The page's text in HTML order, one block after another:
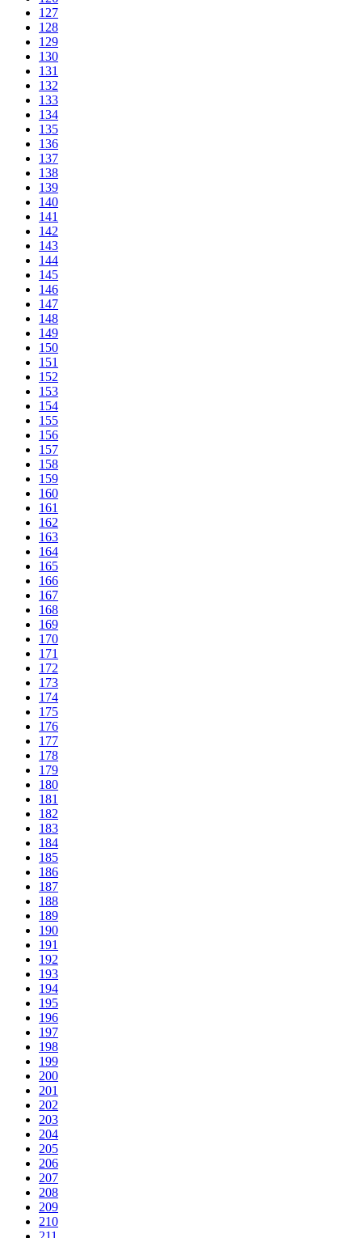
127
128
129
130
131
132
133
134
135
136
137
138
139
140
141
142
143
144
145
146
147
148
149
150
151
152
153
154
155
156
157
158
159
160
161
162
163
164
165
166
167
168
169
170
171
172
173
174
175
176
177
178
179
180
181
182
183
184
185
186
187
188
189
190
191
192
193
194
195
196
197
198
199
200
201
202
203
204
205
206
207
208
209
210